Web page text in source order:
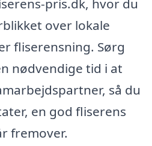
pris.dk, hvor du
over lokale
fliserensning. Sørg
nødvendige tid i at
så du
en god fliserens
fremover.